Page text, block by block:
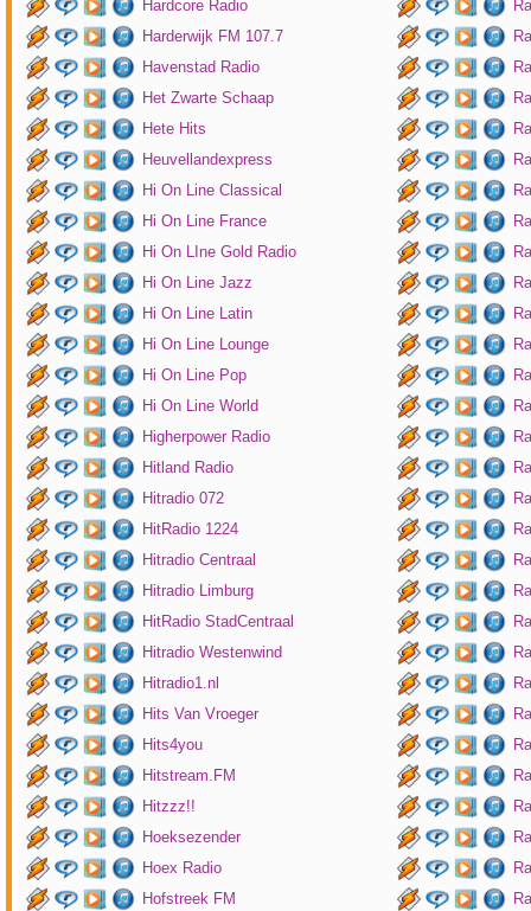
Hardcore Radio
Harderwijk FM 107.7
Havenstad Radio
Het Zwarte Schaap
Hete Hits
Heuvellandexpress
Hi On Line Classical
Hi On Line France
Hi On LIne Gold Radio
Hi On Line Jazz
Hi On Line Latin
Hi On Line Lounge
Hi On Line Pop
Hi On Line World
Higherpower Radio
Hitland Radio
Hitradio 072
HitRadio 1224
Hitradio Centraal
Hitradio Limburg
HitRadio StadCentraal
Hitradio Westenwind
Hitradio1.nl
Hits Van Vroeger
Hits4you
Hitstream.FM
Hitzzz!!
Hoeksezender
Hoex Radio
Hofstreek FM